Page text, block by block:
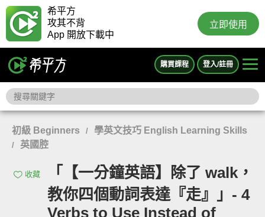
希平方
攻其不背
App 開放下載中
立即使用
購買課程 登入/註冊
初級 Beginners / 學英文技巧 English Learning Skills
/ 英國腔
收藏
「【一分鐘英語】除了 walk，
教你四個動詞表達『走』」- 4
Verbs to Use Instead of